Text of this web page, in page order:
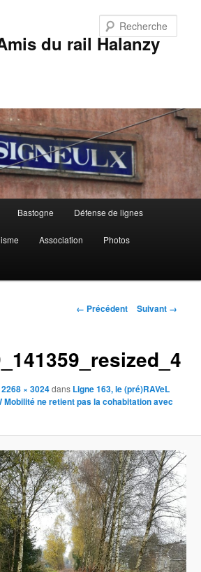
du rail Halanzy
Bastogne Défense de lignes
Association Photos
Navigation
← Précédent Suivant →
2268 × 3024dans Ligne 163, le (pré)RAVeL
ne retient pas la cohabitation avec